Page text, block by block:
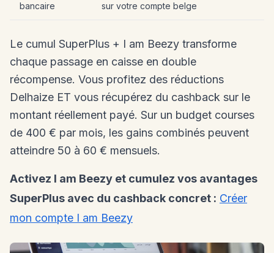
bancaire
sur votre compte belge
Le cumul SuperPlus + I am Beezy transforme
chaque passage en caisse en double
récompense. Vous profitez des réductions
Delhaize ET vous récupérez du cashback sur le
montant réellement payé. Sur un budget courses
de 400 € par mois, les gains combinés peuvent
atteindre 50 à 60 € mensuels.
Activez I am Beezy et cumulez vos avantages
SuperPlus avec du cashback concret : Créer
mon compte I am Beezy